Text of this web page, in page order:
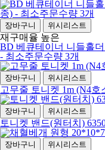
장바구니 위시리스트
재구매율 높은
BD 베큐테이너 니들홀
- 최소주문수량 3개
장바구니 위시리스트
고무줄 토니켓 1m (N4호
장바구니 위시리스트
토니켓 밴드(원터치)
장바구니 위시리스트